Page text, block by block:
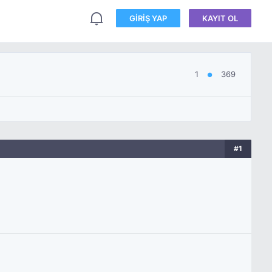
GIRIŞ YAP KAYIT OL
1 ● 369
#1